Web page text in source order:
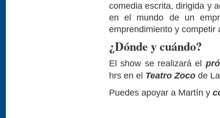
comedia escrita, dirigida y
en el mundo de un
emprendimiento y competir
¿Dónde y cuándo?
El show se realizará el
hrs en el Teatro Zoco de
Puedes apoyar a Martín y